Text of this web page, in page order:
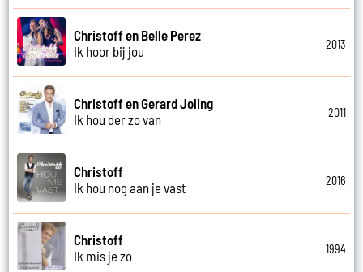
Christoff en Belle Perez
Ik hoor bij jou
2013
Christoff en Gerard Joling
Ik hou der zo van
2011
Christoff
Ik hou nog aan je vast
2016
Christoff
Ik mis je zo
1994